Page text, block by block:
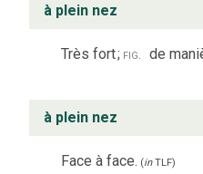
à plein nez
Très fort; fig. de
à plein nez
Face à face. (inTLF)